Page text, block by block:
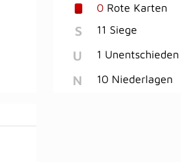
0Rote Karten
S 11 Siege
U 1 Unentschieden
N 10 Niederlagen